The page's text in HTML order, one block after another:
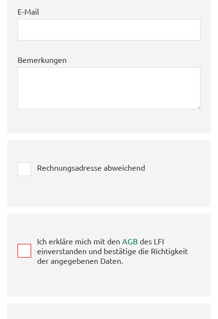
E-Mail
Bemerkungen
Rechnungsadresse abweichend
Ich erkläre mich mit den AGB des LFI
einverstanden und bestätige die Richtigkeit
der angegebenen Daten.